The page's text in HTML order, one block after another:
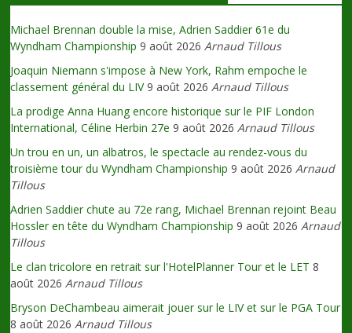
Michael Brennan double la mise, Adrien Saddier 61e du
Wyndham Championship 9 août 2026 Arnaud Tillous
Joaquin Niemann s'impose à New York, Rahm empoche le
classement général du LIV 9 août 2026 Arnaud Tillous
La prodige Anna Huang encore historique sur le PIF London
International, Céline Herbin 27e 9 août 2026 Arnaud Tillous
Un trou en un, un albatros, le spectacle au rendez-vous du
troisième tour du Wyndham Championship 9 août 2026 Arnaud
Tillous
Adrien Saddier chute au 72e rang, Michael Brennan rejoint Beau
Hossler en tête du Wyndham Championship 9 août 2026 Arnaud
Tillous
Le clan tricolore en retrait sur l'HotelPlanner Tour et le LET 8
août 2026 Arnaud Tillous
Bryson DeChambeau aimerait jouer sur le LIV et sur le PGA Tour
8 août 2026 Arnaud Tillous